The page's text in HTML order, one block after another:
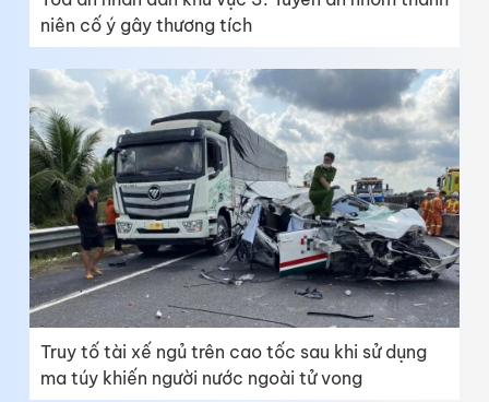
niên cố ý gây thương tích
Truy tố tài xế ngủ trên cao tốc sau khi sử dụng
ma túy khiến người nước ngoài tử vong